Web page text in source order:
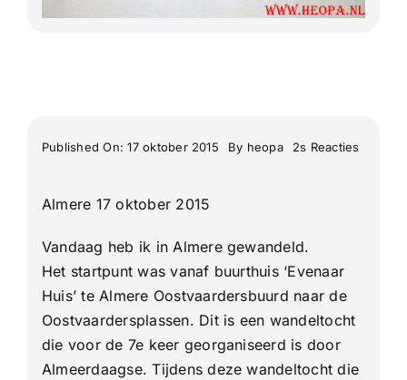
Recente Wandelingen
Published On: 17 oktober 2015 By heopa 2s Reactieson
Almere 17 oktober 2015
Vandaag heb ik in Almere gewandeld.
Het startpunt was vanaf buurthuis ‘Evenaar
Huis’ te Almere Oostvaardersbuurd naar de
Oostvaardersplassen. Dit is een wandeltocht
die voor de 7e keer georganiseerd is door
Almeerdaagse. Tijdens deze wandeltocht die